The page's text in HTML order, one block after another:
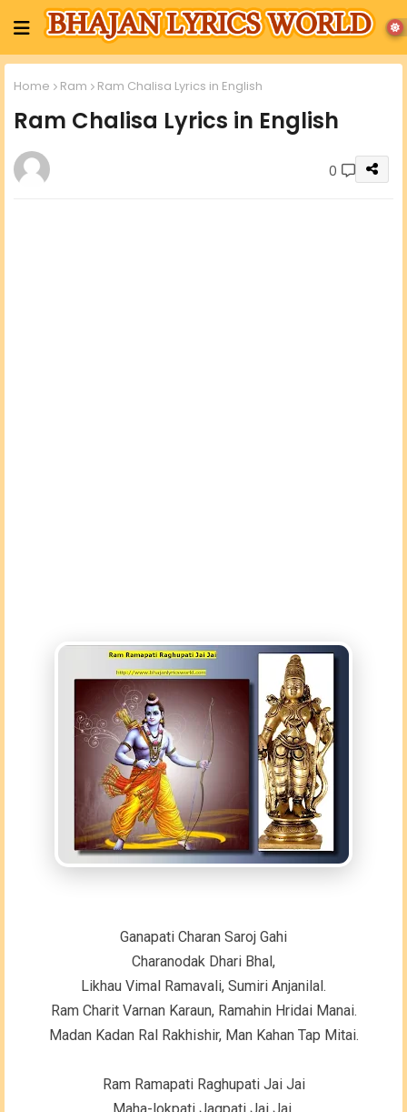
Home Ram Ram Chalisa Lyrics in English
Ram Chalisa Lyrics in English
0
Ganapati Charan Saroj Gahi
Charanodak Dhari Bhal,
Likhau Vimal Ramavali, Sumiri Anjanilal.
Ram Charit Varnan Karaun, Ramahin Hridai Manai.
Madan Kadan Ral Rakhishir, Man Kahan Tap Mitai.
Ram Ramapati Raghupati Jai Jai